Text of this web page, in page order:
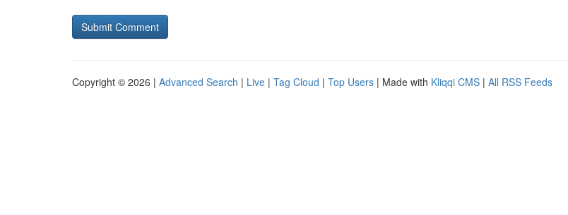
Copyright © 2026 | Advanced Search | Live | Tag Cloud | Top Users | Made with Kliqqi CMS | All RSS Feeds